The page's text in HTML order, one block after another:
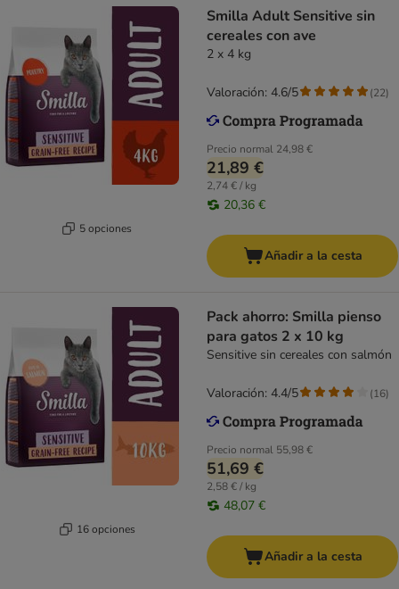
5 opciones
Smilla Adult Sensitive sin
cereales con ave
2 x 4 kg
Precio normal 24,98 €
21,89 €
2,74 € / kg
20,36 €
Valoración: 4.6/5 (22)
Añadir a la cesta
16 opciones
Pack ahorro: Smilla pienso
para gatos 2 x 10 kg
Sensitive sin cereales con salmón
Precio normal 55,98 €
51,69 €
2,58 € / kg
48,07 €
Valoración: 4.4/5 (16)
Añadir a la cesta